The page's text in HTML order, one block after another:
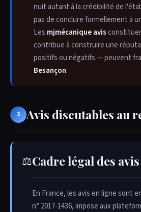
nuit autant à la crédibilité de
pas de conclure formellement à
Les mjmécanique avis
contribue à construire une
positifs ou négatifs — peuvent
Besançon.
3 Avis discutables au
⚖Cadre légal des
En France, les avis en ligne sont
n° 2017-1436, impose aux